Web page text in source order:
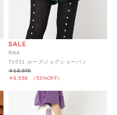
RNA
T1011 ルーズジョグショーパン
￥6,566 （53%OFF）
￥13,970